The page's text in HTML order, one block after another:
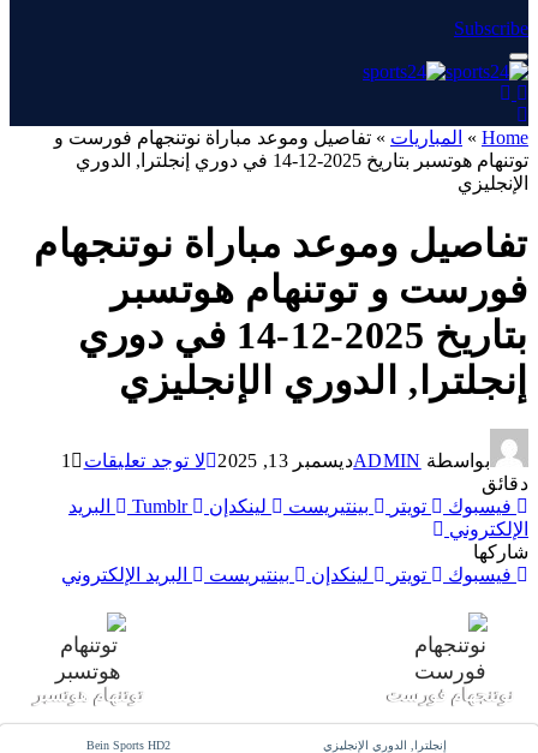
Subscribe
Home
» المباريات» تفاصيل وموعد مباراة نوتنجهام فورست و
توتنهام هوتسبر بتاريخ 2025-12-14 في دوري إنجلترا, الدوري
الإنجليزي
تفاصيل وموعد مباراة نوتنجهام
فورست و توتنهام هوتسبر
بتاريخ 2025-12-14 في دوري
إنجلترا, الدوري الإنجليزي
بواسطة ADMINديسمبر 13, 2025 لا توجد تعليقات
1
دقائق
فيسبوك
تويتر بينتيريست لينكدإن Tumblr
البريد
الإلكتروني
شاركها
فيسبوك
تويتر لينكدإن بينتيريست البريد الإلكتروني
نوتنجهام فورست توتنهام هوتسبر
إنجلترا, الدوري الإنجليزي Bein Sports HD2